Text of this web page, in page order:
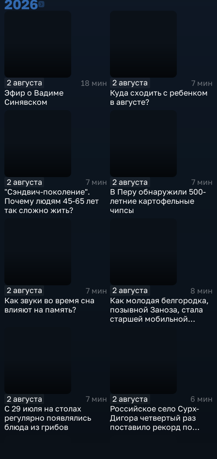
20262026
2 августа
18 мин
Эфир о Вадиме
Синявском
2 августа
7 мин
Куда сходить с ребенком
в августе?
2 августа
7 мин
"Сэндвич-поколение".
Почему людям 45-65 лет
так сложно жить?
2 августа
7 мин
В Перу обнаружили 500-
летние картофельные
чипсы
2 августа
7 мин
Как звуки во время сна
влияют на память?
2 августа
8 мин
Как молодая белгородка,
позывной Заноза, стала
старшей мобильной
2 августа
7 мин
С 29 июля на столах
регулярно появлялись
блюда из грибов
2 августа
6 мин
Российское село Сурх-
Дигора четвертый раз
поставило рекорд по